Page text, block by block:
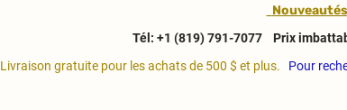
Nouveautés
Tél: +1 (819) 791-7077
Prix
Livraison gratuite pour les achats de 500 $ et plus.
Pour